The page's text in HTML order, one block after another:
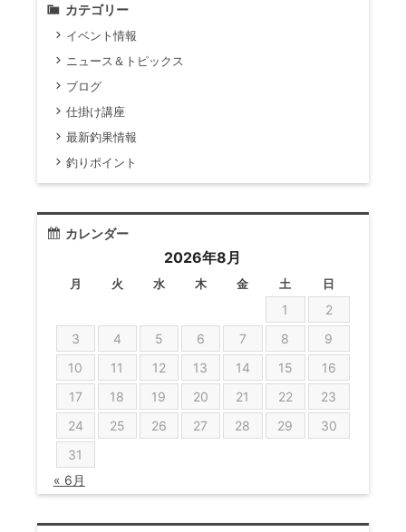
カテゴリー
イベント情報
ニュース＆トピックス
ブログ
仕掛け講座
最新釣果情報
釣りポイント
カレンダー
2026年8月
月 火 水 木 金 土 日
1
2
3
4 5 6 7 8
9
10
11 12 13 14 15
16
17
18 19 20 21 22
23
24
25 26 27 28 29
30
31
« 6月